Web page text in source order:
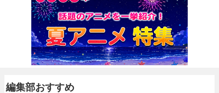
編集部おすすめ